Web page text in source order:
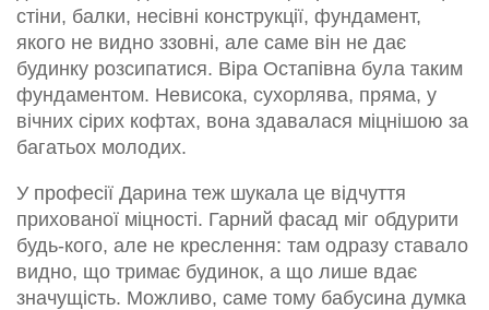
стіни, балки, несівні конструкції, фундамент,
якого не видно ззовні, але саме він не дає
будинку розсипатися. Віра Остапівна була таким
фундаментом. Невисока, сухорлява, пряма, у
вічних сірих кофтах, вона здавалася міцнішою за
багатьох молодих.
У професії Дарина теж шукала це відчуття
прихованої міцності. Гарний фасад міг обдурити
будь-кого, але не креслення: там одразу ставало
видно, що тримає будинок, а що лише вдає
значущість. Можливо, саме тому бабусина думка